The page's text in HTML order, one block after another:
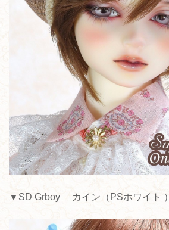
▼SD Grboy カイン（PSホワイト ）